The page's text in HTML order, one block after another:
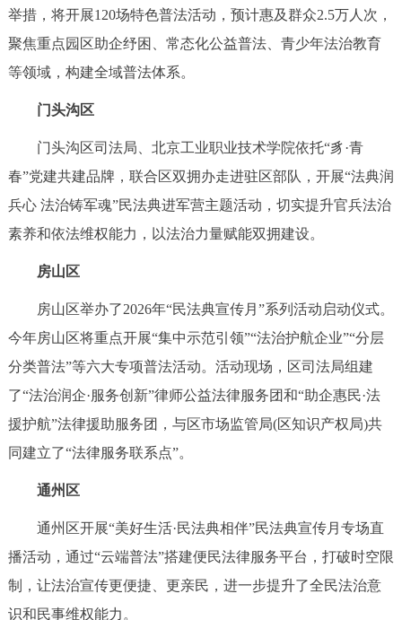
ENGLISH 한국어 日本語
DEUTSCH FRANÇAIS
ESPAÑOL
ITALIANO
举措，将开展120场特色普法活动，预计惠及群众2.5万人次，
聚焦重点园区助企纾困、常态化公益普法、青少年法治教育
等领域，构建全域普法体系。
门头沟区
门头沟区司法局、北京工业职业技术学院依托“豸·青
春”党建共建品牌，联合区双拥办走进驻区部队，开展“法典润
兵心 法治铸军魂”民法典进军营主题活动，切实提升官兵法治
素养和依法维权能力，以法治力量赋能双拥建设。
房山区
房山区举办了2026年“民法典宣传月”系列活动启动仪式。
今年房山区将重点开展“集中示范引领”“法治护航企业”“分层
分类普法”等六大专项普法活动。活动现场，区司法局组建
了“法治润企·服务创新”律师公益法律服务团和“助企惠民·法
援护航”法律援助服务团，与区市场监管局(区知识产权局)共
同建立了“法律服务联系点”。
通州区
通州区开展“美好生活·民法典相伴”民法典宣传月专场直
播活动，通过“云端普法”搭建便民法律服务平台，打破时空限
制，让法治宣传更便捷、更亲民，进一步提升了全民法治意
识和民事维权能力。